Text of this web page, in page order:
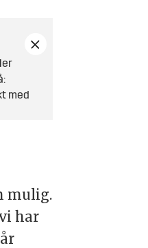
med
mulig.
har